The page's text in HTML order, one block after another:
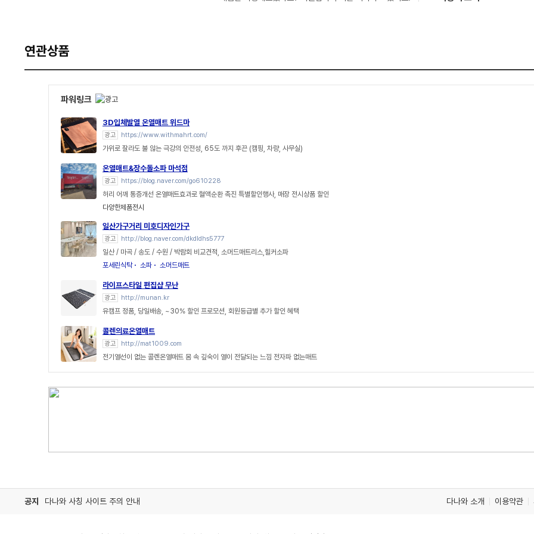
연관상품
파워링크
3D입체발열 온열매트 위드마
광고 https://www.withmahrt.com/
가위로 잘라도 불 않는 극강의 안전성, 65도 까지 후끈 (캠핑, 차량, 사무실)
온열매트&장수돌소파 마석점
광고 https://blog.naver.com/go610228
허리 어깨 통증개선 온열매트효과로 혈액순환 촉진 특별할인행사, 매장 전시상품 할인
다양한제품전시
일산가구거리 미호디자인가구
광고 http://blog.naver.com/dkdldhs5777
일산 / 마곡 / 송도 / 수원 / 박람회 비교견적, 소머드매트리스,힐커소파
포세린식탁
소파 소머드매트
라이프스타일 편집샵 무난
광고 http://munan.kr
유캠프 정품, 당일배송, ~30% 할인 프로모션, 회원등급별 추가 할인 혜택
콜렌의료온열매트
광고 http://mat1009.com
전기열선이 없는 콜렌온열매트 몸 속 깊숙이 열이 전달되는 느낌 전자파 없는매트
공지 다나와 사칭 사이트 주의 안내 다나와 소개 이용약관